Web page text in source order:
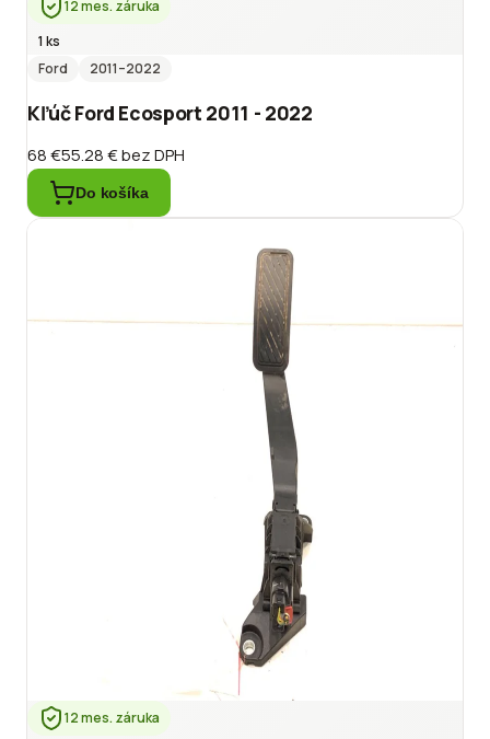
12 mes. záruka
1 ks
Ford
2011–2022
Kľúč Ford Ecosport 2011 - 2022
68 €55.28 €bez DPH
Do košíka
12 mes. záruka